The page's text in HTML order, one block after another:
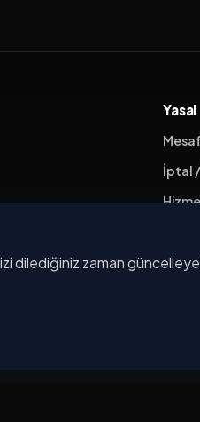
dilediğiniz zaman
Yasal
İptal /